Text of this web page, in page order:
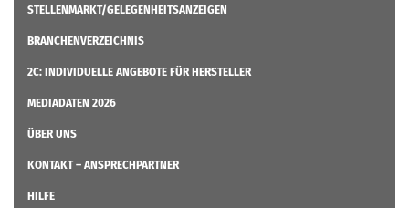
STELLENMARKT/GELEGENHEITSANZEIGEN
BRANCHENVERZEICHNIS
2C: INDIVIDUELLE ANGEBOTE FÜR HERSTELLER
MEDIADATEN 2026
ÜBER UNS
KONTAKT – ANSPRECHPARTNER
HILFE